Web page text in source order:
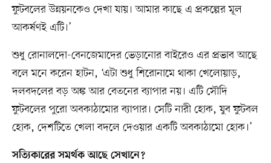
ফুটবলের উন্নয়নকেও দেখা যায়। আমার কাছে এ প্রকল্পের মূল
আকর্ষণই এটি।’
শুধু রোনালদো-বেনজেমাদের ভেড়ানোর বাইরেও এর প্রভাব আছে
বলে মনে করেন হাটন, ‘এটা শুধু শিরোনামে থাকা খেলোয়াড়,
দলবদলের বড় অঙ্ক আর বেতনের ব্যাপার নয়। এটি সৌদি
ফুটবলের পুরো অবকাঠামোর ব্যাপার। সেটি নারী হোক, যুব ফুটবল
হোক, দেশটিতে খেলা বদলে দেওয়ার একটি অবকাঠামো হোক।’
সত্যিকারের সমর্থক আছে সেখানে?